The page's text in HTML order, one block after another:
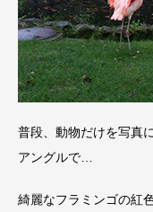
普段、動物だけを写真
アングルで…
綺麗なフラミンゴの紅